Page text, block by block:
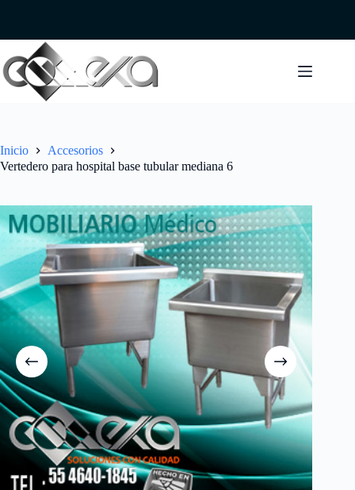
Inicio
Accesorios
Vertedero para hospital base tubular mediana 6